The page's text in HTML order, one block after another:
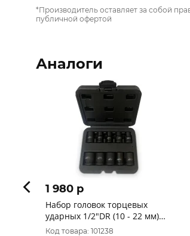
*Производитель оставляет за собой
публичной офертой
Аналоги
1 980 p
Набор головок торцевых
ударных 1/2"DR (10 - 22 мм)
(10 предметов) AVS NG12-10I
Код товара: 101238